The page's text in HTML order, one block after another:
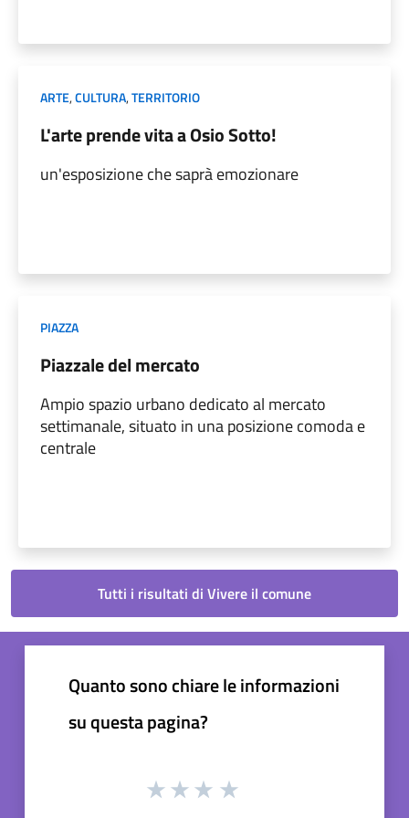
ARTE,CULTURA,TERRITORIO
L'arte prende vita a Osio Sotto!
un'esposizione che saprà emozionare
PIAZZA
Piazzale del mercato
Ampio spazio urbano dedicato al mercato
settimanale, situato in una posizione comoda e
centrale
Tutti i risultati di Vivere il comune
Quanto sono chiare le informazioni
su questa pagina?